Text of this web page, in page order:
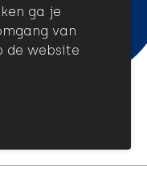
ga je
van
de website